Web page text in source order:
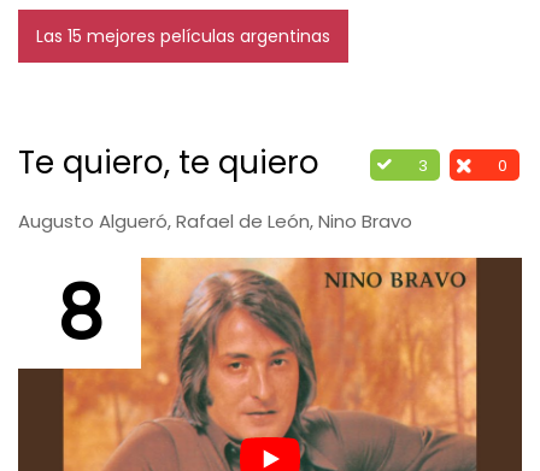
Las 15 mejores películas argentinas
3 0
Te quiero, te quiero
Augusto Algueró, Rafael de León, Nino Bravo
8